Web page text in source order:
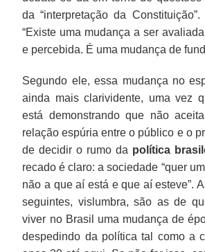
da “interpretação da
“Existe uma mudança a ser
e percebida. É uma mudança de
Segundo ele, essa mudança no
ainda mais clarividente, uma vez
está demonstrando que não
relação espúria entre o público e o
de decidir o rumo da política
recado é claro: a sociedade “quer
não a que aí está e que aí esteve”.
seguintes, vislumbra, são as de
viver no Brasil uma mudança de
despedindo da política tal como a